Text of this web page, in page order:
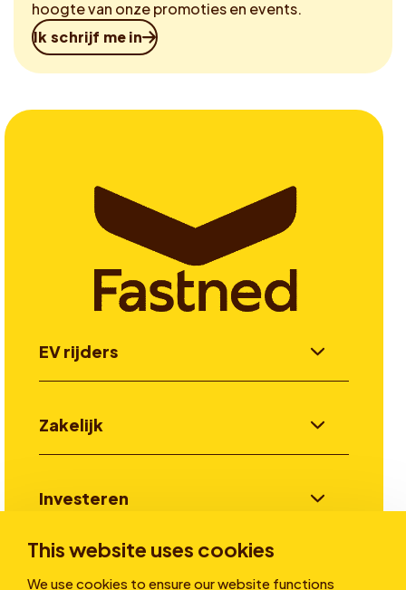
This website uses cookies
We use cookies to ensure our website functions
hoogte van onze promoties en events.
Ik schrijf me in
EV rijders
Zakelijk
Investeren